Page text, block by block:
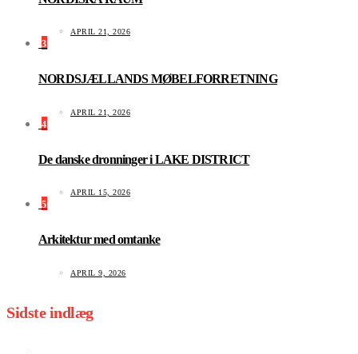
APRIL 21, 2026
3
NORDSJÆLLANDS MØBELFORRETNING
APRIL 21, 2026
4
De danske dronninger i LAKE DISTRICT
APRIL 15, 2026
5
Arkitektur med omtanke
APRIL 9, 2026
Sidste indlæg